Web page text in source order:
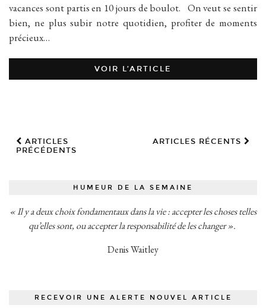
vacances sont partis en 10 jours de boulot. On veut se sentir
bien, ne plus subir notre quotidien, profiter de moments
précieux…
VOIR L’ARTICLE
ARTICLES
PRÉCÉDENTS
ARTICLES RÉCENTS
HUMEUR DE LA SEMAINE
« Il y a deux choix fondamentaux dans la vie : accepter les choses telles
qu’elles sont, ou accepter la responsabilité de les changer ».
Denis Waitley
RECEVOIR UNE ALERTE NOUVEL ARTICLE